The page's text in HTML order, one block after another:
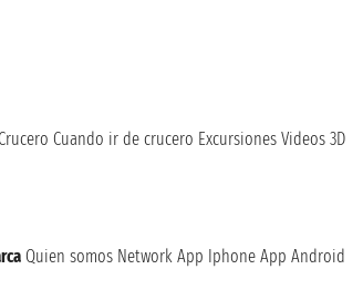
Cuando ir de crucero Excursiones Videos 3D
Quien somos Network App Iphone App Android